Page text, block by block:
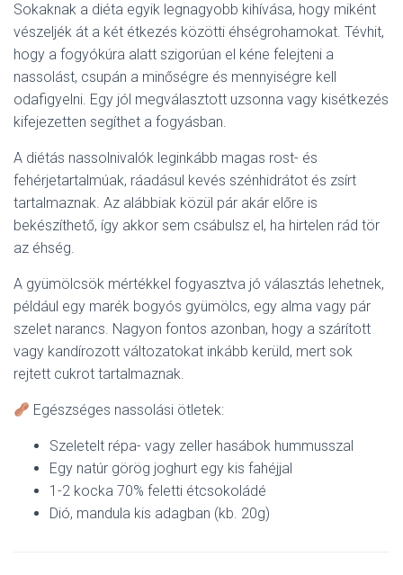
Sokaknak a diéta egyik legnagyobb kihívása, hogy miként
vészeljék át a két étkezés közötti éhségrohamokat. Tévhit,
hogy a fogyókúra alatt szigorúan el kéne felejteni a
nassolást, csupán a minőségre és mennyiségre kell
odafigyelni. Egy jól megválasztott uzsonna vagy kisétkezés
kifejezetten segíthet a fogyásban.
A diétás nassolnivalók leginkább magas rost- és
fehérjetartalmúak, ráadásul kevés szénhidrátot és zsírt
tartalmaznak. Az alábbiak közül pár akár előre is
bekészíthető, így akkor sem csábulsz el, ha hirtelen rád tör
az éhség.
A gyümölcsök mértékkel fogyasztva jó választás lehetnek,
például egy marék bogyós gyümölcs, egy alma vagy pár
szelet narancs. Nagyon fontos azonban, hogy a szárított
vagy kandírozott változatokat inkább kerüld, mert sok
rejtett cukrot tartalmaznak.
Egészséges nassolási ötletek:
Szeletelt répa- vagy zeller hasábok hummusszal
Egy natúr görög joghurt egy kis fahéjjal
1-2 kocka 70% feletti étcsokoládé
Dió, mandula kis adagban (kb. 20g)